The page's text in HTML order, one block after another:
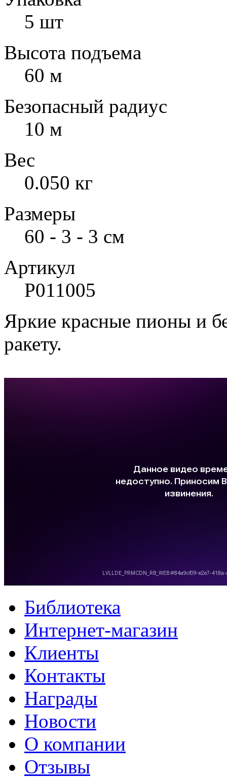
5 шт
Высота подъема
60 м
Безопасный радиус
10 м
Вес
0.050 кг
Размеры
60 - 3 - 3 см
Артикул
Р011005
Яркие красные пионы и
ракету.
Библиотека
Интернет-магазин
Клиенты
Контакты
Награды
Новости
О компании
Отзывы